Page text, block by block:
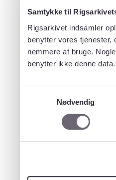
Samtykke til
Rigsarkivet indsamler
benytter vores tjenester,
nemmere at bruge.
benytter ikke denne
Nødvendig